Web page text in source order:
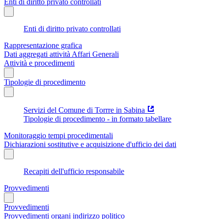
Enti di diritto privato controllati
Rappresentazione grafica
Dati aggregati attività Affari Generali
Attività e procedimenti
Tipologie di procedimento
Servizi del Comune di Torrre in Sabina
Tipologie di procedimento - in formato tabellare
Monitoraggio tempi procedimentali
Dichiarazioni sostitutive e acquisizione d'ufficio dei dati
Recapiti dell'ufficio responsabile
Provvedimenti
Provvedimenti
Provvedimenti organi indirizzo politico